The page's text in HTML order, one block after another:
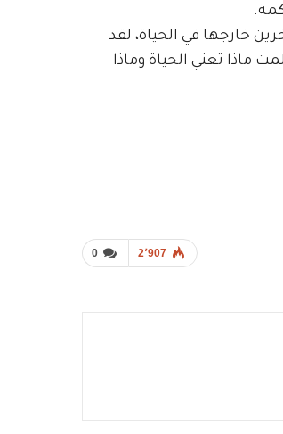
خارجها في الحياة، لقد
ماذا تعني الحياة وماذا
0 2٬907